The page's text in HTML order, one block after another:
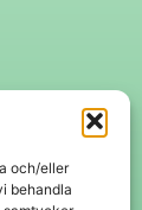
och/eller
behandla